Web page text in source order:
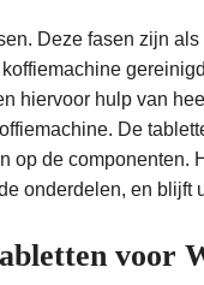
Deze fasen zijn
hiervoor hulp van
De
op de componenten.
onderdelen, en blijft
voor